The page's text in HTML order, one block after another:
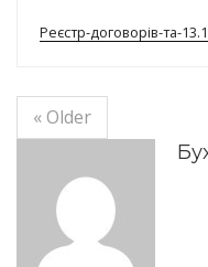
Реєстр-договорів-та-
« Older